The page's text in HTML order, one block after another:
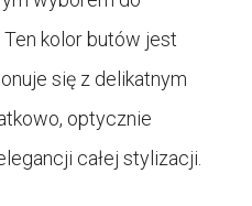
kolor butów jest
się z delikatnym
optycznie
całej stylizacji.